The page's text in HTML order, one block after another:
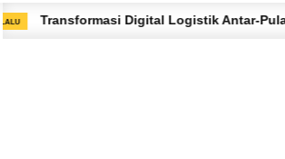
Transformasi Digital Logistik Antar-Pulau